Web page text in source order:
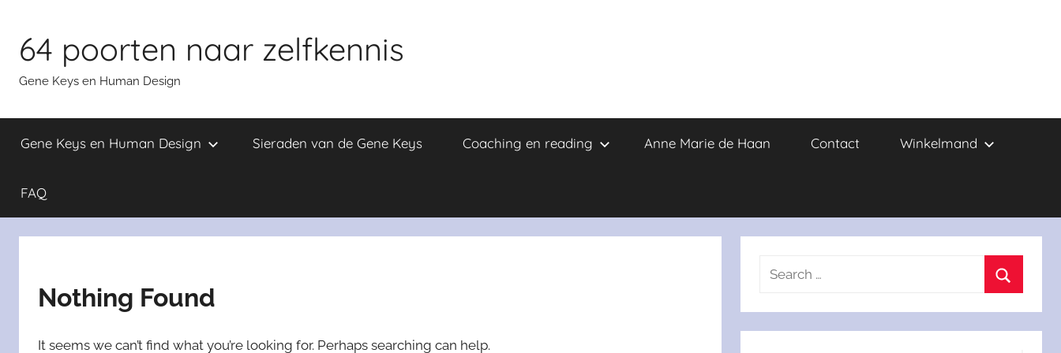
content
64 poorten naar zelfkennis
Gene Keys en Human Design
Gene Keys en Human Design Sieraden van de Gene Keys Coaching en reading Anne Marie de Haan Contact Winkelmand
FAQ
Nothing Found
It seems we can’t find what you’re looking for. Perhaps searching can help.
Search